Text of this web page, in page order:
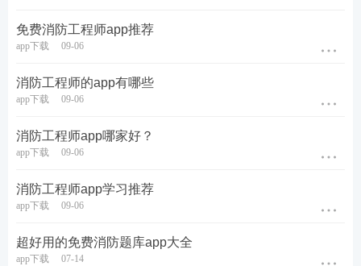
免费消防工程师app推荐
app下载 09-06
消防工程师的app有哪些
app下载 09-06
消防工程师app哪家好？
app下载 09-06
消防工程师app学习推荐
app下载 09-06
超好用的免费消防题库app大全
app下载 07-14